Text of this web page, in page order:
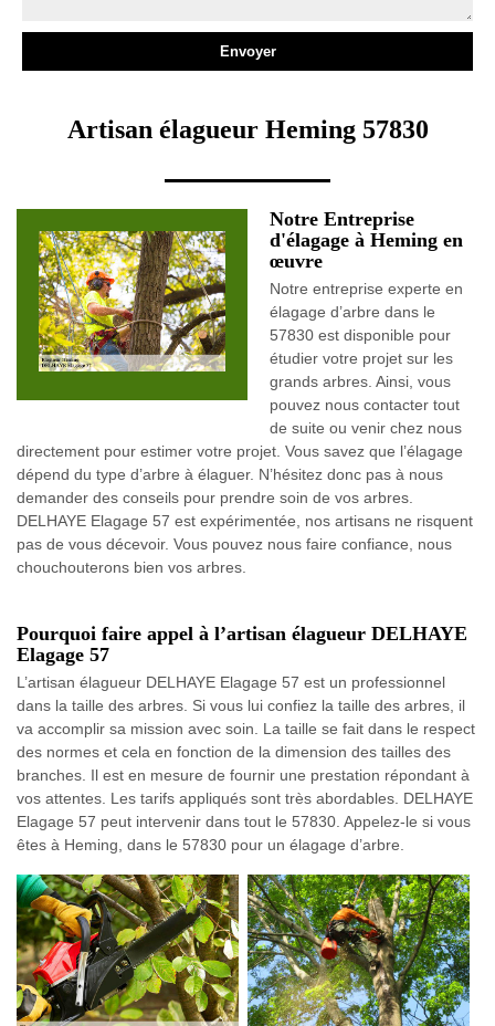
Artisan élagueur Heming 57830
Notre Entreprise
d'élagage à Heming en
œuvre
Notre entreprise experte en
élagage d’arbre dans le
57830 est disponible pour
étudier votre projet sur les
grands arbres. Ainsi, vous
pouvez nous contacter tout
de suite ou venir chez nous
directement pour estimer votre projet. Vous savez que l’élagage
dépend du type d’arbre à élaguer. N’hésitez donc pas à nous
demander des conseils pour prendre soin de vos arbres.
DELHAYE Elagage 57 est expérimentée, nos artisans ne risquent
pas de vous décevoir. Vous pouvez nous faire confiance, nous
chouchouterons bien vos arbres.
Pourquoi faire appel à l’artisan élagueur DELHAYE
Elagage 57
L’artisan élagueur DELHAYE Elagage 57 est un professionnel
dans la taille des arbres. Si vous lui confiez la taille des arbres, il
va accomplir sa mission avec soin. La taille se fait dans le respect
des normes et cela en fonction de la dimension des tailles des
branches. Il est en mesure de fournir une prestation répondant à
vos attentes. Les tarifs appliqués sont très abordables. DELHAYE
Elagage 57 peut intervenir dans tout le 57830. Appelez-le si vous
êtes à Heming, dans le 57830 pour un élagage d’arbre.